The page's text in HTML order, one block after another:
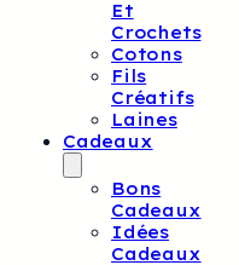
Et
Crochets
Cotons
Fils
Créatifs
Laines
Cadeaux
Bons
Cadeaux
Idées
Cadeaux